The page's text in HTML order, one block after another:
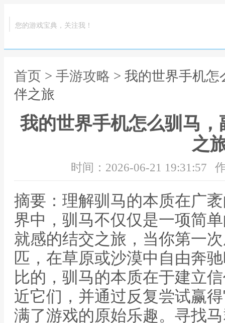
您的游戏宝典，关注我！
首页 > 手游攻略 > 我的世界手机
伴之旅
我的世界手机怎么驯马
之
时间：2026-06-21 19:31:57
摘要：理解驯马的本质在广
界中，驯马不仅仅是一项简
就感的结交之旅，当你第一
匹，在草原或沙漠中自由奔
比的，驯马的本质在于建立
近它们，并通过反复尝试赢
满了游戏的原始乐趣。寻找